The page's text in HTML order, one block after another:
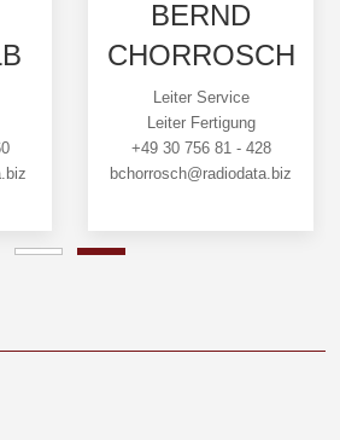
BERND
CHORROSCH
Leiter Service
Leiter Fertigung
+49 30 756 81 - 428
bchorrosch@radiodata.biz